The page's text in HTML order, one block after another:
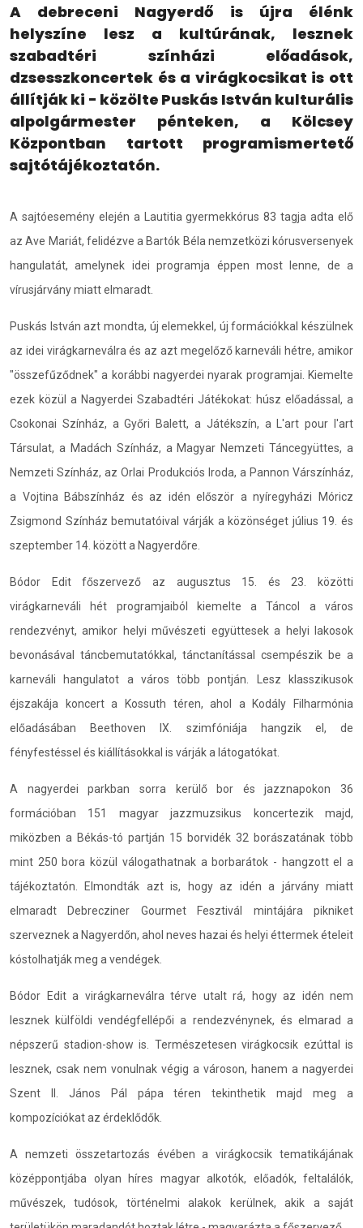
A debreceni Nagyerdő is újra élénk
helyszíne lesz a kultúrának, lesznek
szabadtéri színházi előadások,
dzsesszkoncertek és a virágkocsikat is ott
állítják ki - közölte Puskás István kulturális
alpolgármester pénteken, a Kölcsey
Központban tartott programismertető
sajtótájékoztatón.
A sajtóesemény elején a Lautitia gyermekkórus 83 tagja adta elő
az Ave Mariát, felidézve a Bartók Béla nemzetközi kórusversenyek
hangulatát, amelynek idei programja éppen most lenne, de a
vírusjárvány miatt elmaradt.
Puskás István azt mondta, új elemekkel, új formációkkal készülnek
az idei virágkarneválra és az azt megelőző karneváli hétre, amikor
"összefűződnek" a korábbi nagyerdei nyarak programjai. Kiemelte
ezek közül a Nagyerdei Szabadtéri Játékokat: húsz előadással, a
Csokonai Színház, a Győri Balett, a Játékszín, a L'art pour l'art
Társulat, a Madách Színház, a Magyar Nemzeti Táncegyüttes, a
Nemzeti Színház, az Orlai Produkciós Iroda, a Pannon Várszínház,
a Vojtina Bábszínház és az idén először a nyíregyházi Móricz
Zsigmond Színház bemutatóival várják a közönséget július 19. és
szeptember 14. között a Nagyerdőre.
Bódor Edit főszervező az augusztus 15. és 23. közötti
virágkarneváli hét programjaiból kiemelte a Táncol a város
rendezvényt, amikor helyi művészeti együttesek a helyi lakosok
bevonásával táncbemutatókkal, tánctanítással csempészik be a
karneváli hangulatot a város több pontján. Lesz klasszikusok
éjszakája koncert a Kossuth téren, ahol a Kodály Filharmónia
előadásában Beethoven IX. szimfóniája hangzik el, de
fényfestéssel és kiállításokkal is várják a látogatókat.
A nagyerdei parkban sorra kerülő bor és jazznapokon 36
formációban 151 magyar jazzmuzsikus koncertezik majd,
miközben a Békás-tó partján 15 borvidék 32 borászatának több
mint 250 bora közül válogathatnak a borbarátok - hangzott el a
tájékoztatón. Elmondták azt is, hogy az idén a járvány miatt
elmaradt Debrecziner Gourmet Fesztivál mintájára pikniket
szerveznek a Nagyerdőn, ahol neves hazai és helyi éttermek ételeit
kóstolhatják meg a vendégek.
Bódor Edit a virágkarneválra térve utalt rá, hogy az idén nem
lesznek külföldi vendégfellépői a rendezvénynek, és elmarad a
népszerű stadion-show is. Természetesen virágkocsik ezúttal is
lesznek, csak nem vonulnak végig a városon, hanem a nagyerdei
Szent II. János Pál pápa téren tekinthetik majd meg a
kompozíciókat az érdeklődők.
A nemzeti összetartozás évében a virágkocsik tematikájának
középpontjába olyan híres magyar alkotók, előadók, feltalálók,
művészek, tudósok, történelmi alakok kerülnek, akik a saját